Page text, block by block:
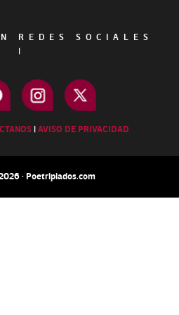
REDES SOCIALES
|
|AVISO DE PRIVACIDAD
· Poetripiados.com